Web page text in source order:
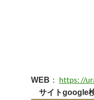
WEB ： https: //
サイトgoogle